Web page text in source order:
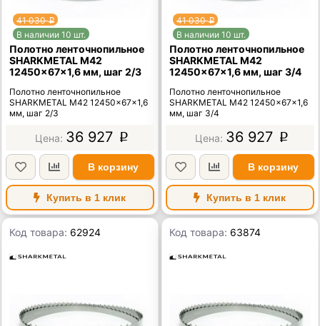
41 030p
В наличии 10 шт.
Полотно ленточнопильное
SHARKMETAL M42
12450×67×1,6 мм, шаг 2/3
Полотно ленточнопильное
SHARKMETAL M42 12450×67×1,6
мм, шаг 2/3
36 927 p
В корзину
Купить в 1 клик
41 030p
В наличии 10 шт.
Полотно ленточнопильное
SHARKMETAL M42
12450×67×1,6 мм, шаг 3/4
Полотно ленточнопильное
SHARKMETAL M42 12450×67×1,6
мм, шаг 3/4
36 927 p
В корзину
Купить в 1 клик
Код товара: 62924 Код товара: 63874